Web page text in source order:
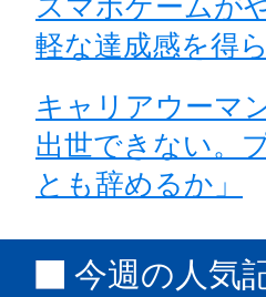
軽な達成感を得
キャリアウーマ
出世できない。
とも辞めるか」
今週の人気